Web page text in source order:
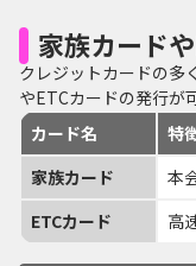
家族カード
クレジットカードの多
やETCカードの発行が
カード名
特
家族カード
本
ETCカード
高